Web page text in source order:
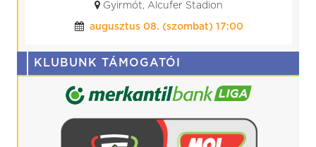
Gyirmót, Alcufer Stadion
augusztus 08. (szombat) 17:00
KLUBUNK TÁMOGATÓI